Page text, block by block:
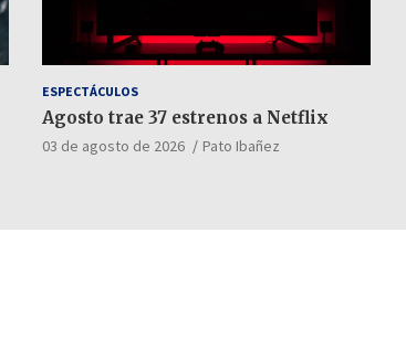
ESPECTÁCULOS
Agosto trae 37 estrenos a Netflix
03 de agosto de 2026 Pato Ibañez